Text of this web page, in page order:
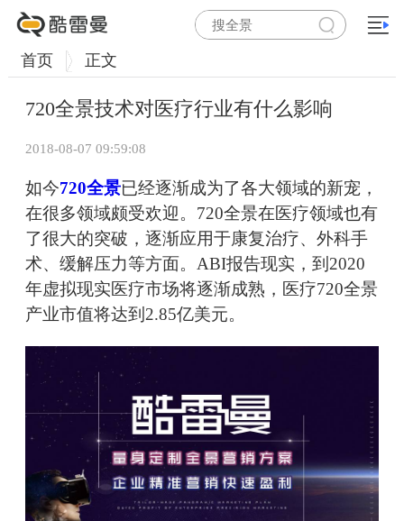
首页 正文
720全景技术对医疗行业有什么影响
2018-08-07 09:59:08
如今720全景已经逐渐成为了各大领域的新宠，
在很多领域颇受欢迎。720全景在医疗领域也有
了很大的突破，逐渐应用于康复治疗、外科手
术、缓解压力等方面。ABI报告现实，到2020
年虚拟现实医疗市场将逐渐成熟，医疗720全景
产业市值将达到2.85亿美元。